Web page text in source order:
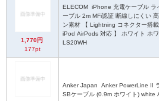
1,770円
177pt
ELECOM
ーブル 2m MFi認証 断線しにくい
ン素材 【 Lightning コネクター搭
iPod AirPods 対応 】 ホワイト ホ
LS20WH
Anker Japan
SBケーブル (0.9m ホワイト) white